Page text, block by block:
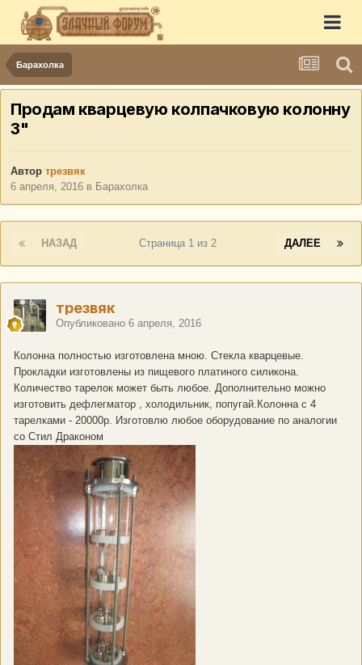
Барахолка
Продам кварцевую колпачковую колонну
3"
Автор трезвяк
6 апреля, 2016 в Барахолка
НАЗАД ДАЛЕЕ
Страница 1 из 2
трезвяк
Опубликовано 6 апреля, 2016
Колонна полностью изготовлена мною. Стекла кварцевые.
Прокладки изготовлены из пищевого платиного силикона.
Количество тарелок может быть любое. Дополнительно можно
изготовить дефлегматор , холодильник, попугай.Колонна с 4
тарелками - 20000р. Изготовлю любое оборудование по аналогии
со Стил Драконом